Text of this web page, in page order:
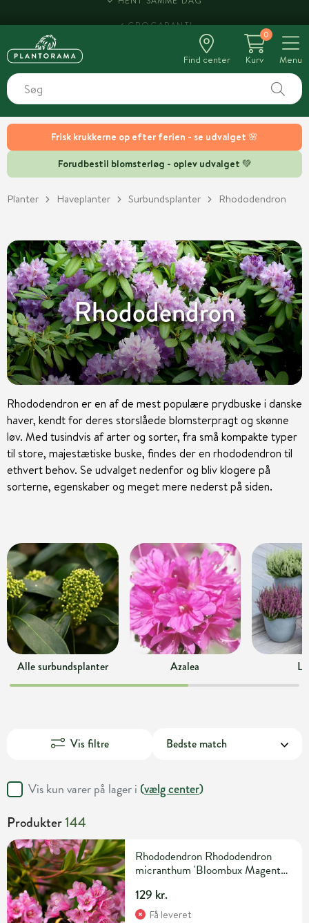
Frisk krukkerne op efter ferien - se udvalget 🌸
Forudbestil blomsterløg - oplev udvalget 💚
Find center
0
Kurv
Menu
Planter Haveplanter Surbundsplanter Rhododendron
Rhododendron
Rhododendron er en af de mest populære prydbuske i danske
haver, kendt for deres storslåede blomsterpragt og skønne
løv. Med tusindvis af arter og sorter, fra små kompakte typer
til store, majestætiske buske, findes der en rhododendron til
ethvert behov. Se udvalget nedenfor og bliv klogere på
sorterne, egenskaber og meget mere nederst på siden.
Alle surbundsplanter Azalea
Vis filtre
Vis kun varer på lager i (vælg center)
Produkter144
Rhododendron Rhododendron
micranthum 'Bloombux Magenta'
129 kr.
Få leveret